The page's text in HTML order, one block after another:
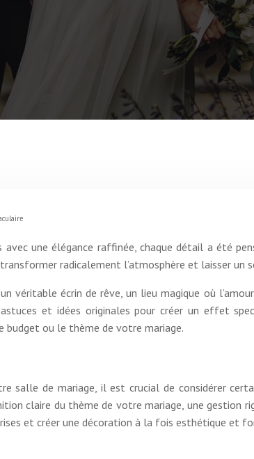
une élégance raffinée, chaque détail a été
radicalement l’atmosphère et laisser un
véritable écrin de rêve, un lieu magique où
et idées originales pour créer un effet
ou le thème de votre mariage.
salle de mariage, il est crucial de considérer
claire du thème de votre mariage, une
et créer une décoration à la fois esthétique et